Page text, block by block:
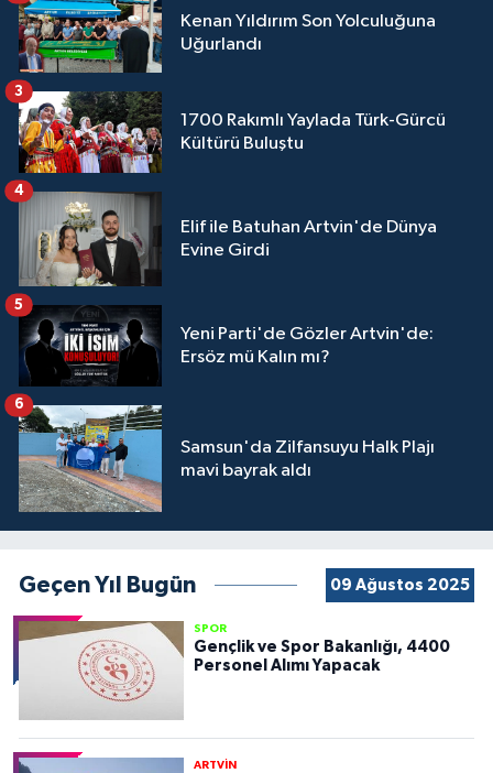
Kenan Yıldırım Son Yolculuğuna
Uğurlandı
1700 Rakımlı Yaylada Türk-Gürcü
Kültürü Buluştu
3
Elif ile Batuhan Artvin'de Dünya
Evine Girdi
4
Yeni Parti'de Gözler Artvin'de:
Ersöz mü Kalın mı?
5
Samsun'da Zilfansuyu Halk Plajı
mavi bayrak aldı
6
Geçen Yıl Bugün 09 Ağustos 2025
SPOR
Gençlik ve Spor Bakanlığı, 4400
Personel Alımı Yapacak
ARTVİN